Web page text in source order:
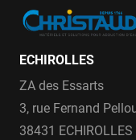
ECHIROLLES
ZA des Essarts
3, rue Fernand
38431 ECHIROLLES